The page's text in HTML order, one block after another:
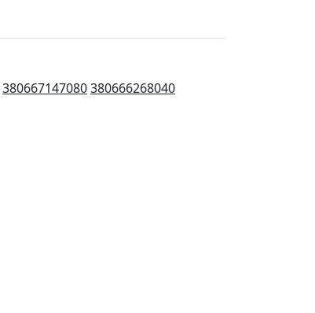
380667147080380666268040